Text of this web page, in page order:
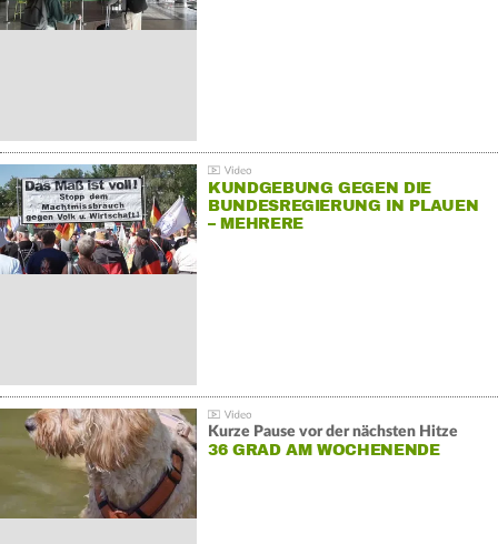
KUNDGEBUNG GEGEN DIE
BUNDESREGIERUNG IN PLAUEN
– MEHRERE
Kurze Pause vor der nächsten Hitze
36 GRAD AM WOCHENENDE